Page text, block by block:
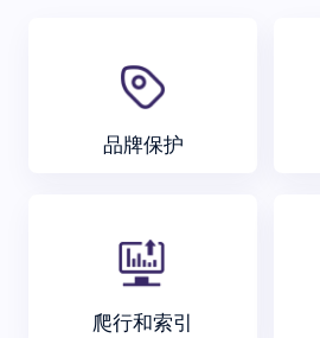
品牌保护
爬行和索引